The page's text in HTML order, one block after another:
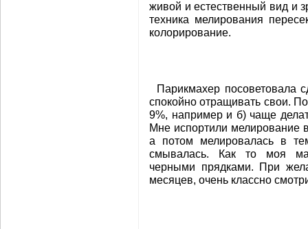
живой и естественный вид и
техника мелирования
колорирование.
Парикмахер посоветовала
спокойно отращивать свои.
9%, например и б) чаще
Мне испортили мелирование
а потом мелировалась в
смывалась. Как то моя
черными прядками. При
месяцев, очень классно